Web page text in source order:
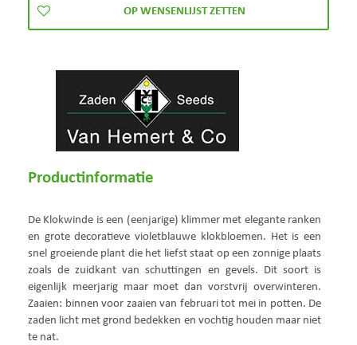
Productinformatie
De Klokwinde is een (eenjarige) klimmer met elegante ranken
en grote decoratieve violetblauwe klokbloemen. Het is een
snel groeiende plant die het liefst staat op een zonnige plaats
zoals de zuidkant van schuttingen en gevels. Dit soort is
eigenlijk meerjarig maar moet dan vorstvrij overwinteren.
Zaaien: binnen voor zaaien van februari tot mei in potten. De
zaden licht met grond bedekken en vochtig houden maar niet
te nat.